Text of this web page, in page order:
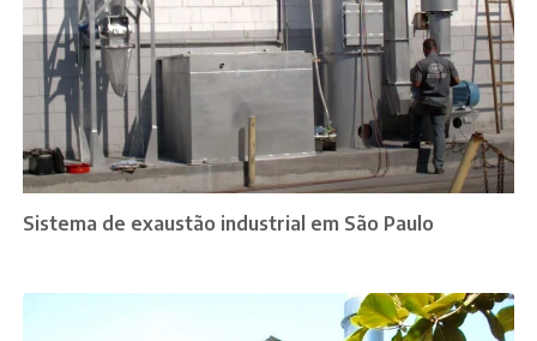
Sistema de exaustão industrial em São Paulo